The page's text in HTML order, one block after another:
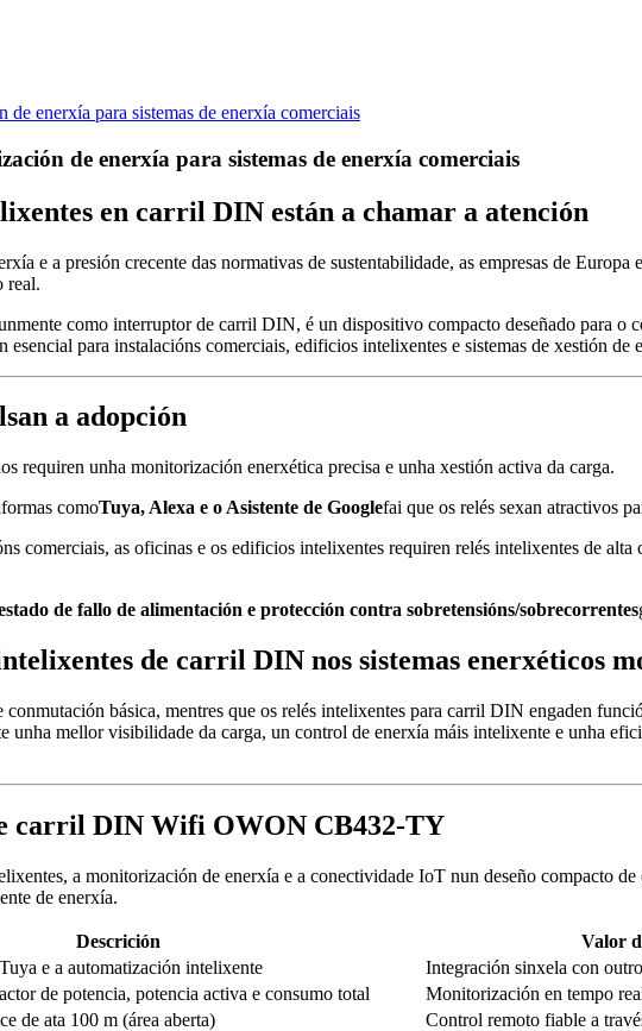
enerxía para sistemas de enerxía comerciais
de enerxía para sistemas de enerxía comerciais
en carril DIN están a chamar a atención
e a presión crecente das normativas de sustentabilidade, as empresas de
real.
como interruptor de carril DIN, é un dispositivo compacto deseñado para o
para instalacións comerciais, edificios intelixentes e sistemas de xestión
a adopción
requiren unha monitorización enerxética precisa e unha xestión activa da carga.
comoTuya, Alexa e o Asistente de Googlefai que os relés sexan atractivos
comerciais, as oficinas e os edificios intelixentes requiren relés intelixentes de
de fallo de alimentación e protección contra sobretensións/sobrecorrentes
de carril DIN nos sistemas enerxéticos
básica, mentres que os relés intelixentes para carril DIN engaden
mellor visibilidade da carga, un control de enerxía máis intelixente e unha
carril DIN Wifi OWON CB432-TY
a monitorización de enerxía e a conectividade IoT nun deseño compacto
de enerxía.
Descrición
Valor
e a automatización intelixente
Integración sinxela con
de potencia, potencia activa e consumo total
Monitorización en tempo
de ata 100 m (área aberta)
Control remoto fiable a